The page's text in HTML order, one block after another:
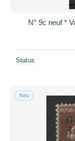
N° 9c neuf *
Status
Neu